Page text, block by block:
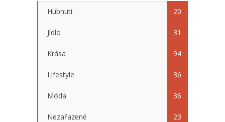
Hubnutí 20
Jídlo 31
Krása 94
Lifestyle 36
Móda 36
Nezařazené 23